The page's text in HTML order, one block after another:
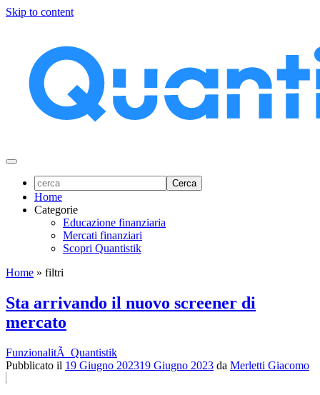
Skip to content
Home
Categorie
Educazione finanziaria
Mercati finanziari
Scopri Quantistik
Home » filtri
Sta arrivando il nuovo screener di
mercato
FunzionalitÃ Quantistik
Pubblicato il 19 Giugno 202319 Giugno 2023 da Merletti Giacomo